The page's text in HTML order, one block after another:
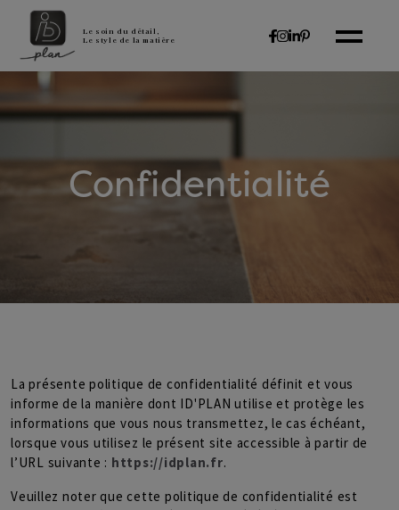
Le soin du détail,
Le style de la matière
Confidentialité
La présente politique de confidentialité définit et vous
informe de la manière dont ID'PLAN utilise et protège les
informations que vous nous transmettez, le cas échéant,
lorsque vous utilisez le présent site accessible à partir de
l’URL suivante : https://idplan.fr.
Veuillez noter que cette politique de confidentialité est